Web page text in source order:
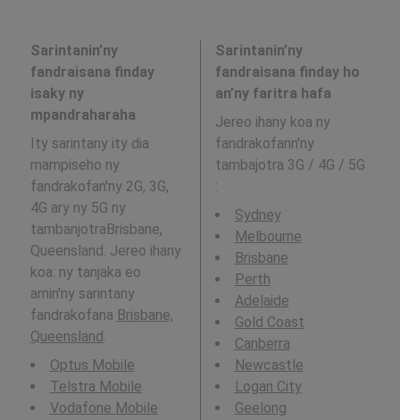
Sarintanin’ny
fandraisana finday
isaky ny
mpandraharaha
Ity sarintany ity dia
mampiseho ny
fandrakofan'ny 2G, 3G,
4G ary ny 5G ny
tambanjotraBrisbane,
Queensland. Jereo ihany
koa: ny tanjaka eo
amin'ny sarintany
fandrakofana Brisbane,
Queensland.
Optus Mobile
Telstra Mobile
Vodafone Mobile
Sarintanin’ny
fandraisana finday ho
an’ny faritra hafa
Jereo ihany koa ny
fandrakofann'ny
tambajotra 3G / 4G / 5G
:
Sydney
Melbourne
Brisbane
Perth
Adelaide
Gold Coast
Canberra
Newcastle
Logan City
Geelong